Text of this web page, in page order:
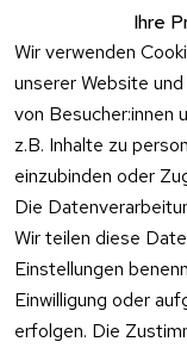
Ihre
Wir verwenden
unserer Website
von Besucher:innen
z.B. Inhalte zu
einzubinden oder
Die
Wir teilen diese
Einstellungen
Einwilligung oder
erfolgen. Die
nweis
Verpacku
ngshinwei
se
Altgeräte
-
Entsorgu
ng
Vertrag
09:00 –
17:00
Telefon
e:
Mo – Fr
– 15:00